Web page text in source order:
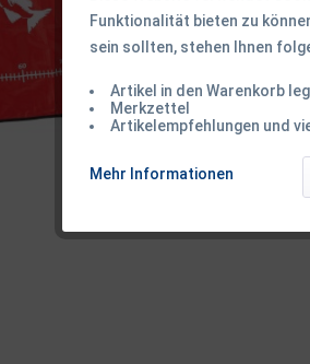
Funktionalität bieten zu
sein sollten, stehen Ihnen
Artikel in den Warenkorb
Merkzettel
Artikelempfehlungen und
Mehr Informationen